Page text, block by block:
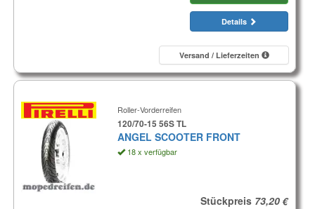
Details
Versand / Lieferzeiten
Roller-Vorderreifen
120/70-15 56S TL
ANGEL SCOOTER FRONT
18 x verfügbar
Stückpreis